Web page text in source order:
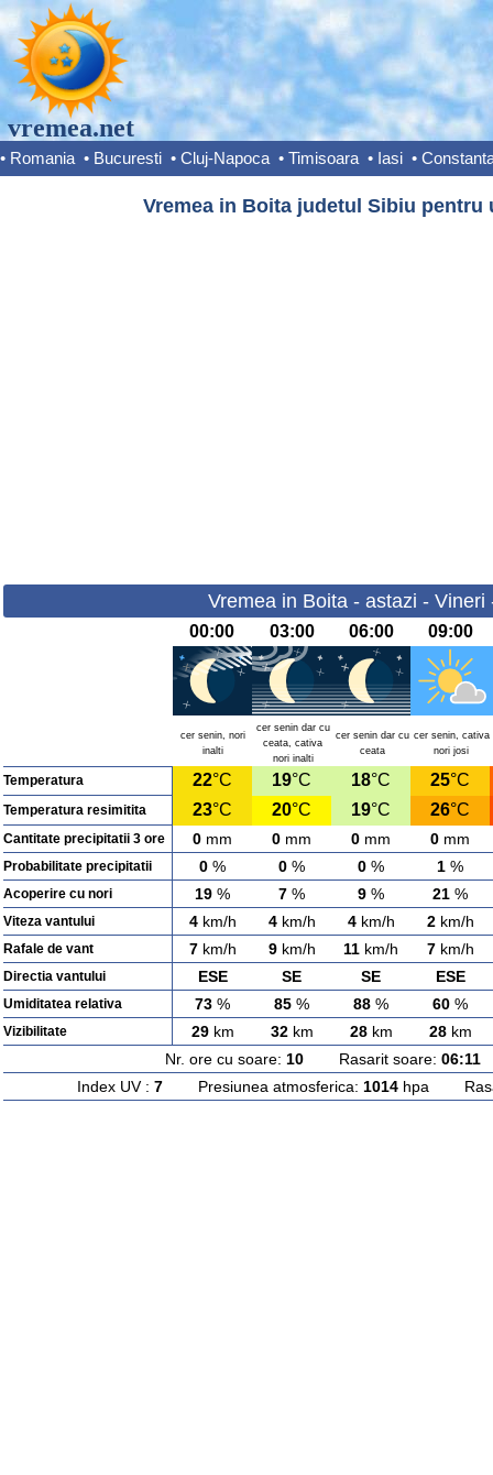
vremea.net
• Romania • Bucuresti • Cluj-Napoca • Timisoara • Iasi •
Vremea in Boita judetul Sibiu pentru
Vremea in Boita - astazi - Vineri
00:00 03:00 06:00 09:00
cer senin, nori
inalti
cer senin dar cu
ceata, cativa
nori inalti
cer senin dar cu
ceata
cer senin, cativa
nori josi
Temperatura 22°C 19°C 18°C 25°C
Temperatura resimitita 23°C 20°C 19°C 26°C
Cantitate precipitatii 3 ore 0 mm 0 mm 0 mm 0 mm
Probabilitate precipitatii 0 % 0 % 0 % 1 %
Acoperire cu nori 19 % 7 % 9 % 21 %
Viteza vantului 4km/h 4km/h 4km/h 2km/h
Rafale de vant 7km/h 9km/h 11 km/h 7km/h
Directia vantului ESE SE SE ESE
Umiditatea relativa 73 % 85 % 88 % 60 %
Vizibilitate 29km 32km 28km 28km
Nr. ore cu soare: 10 Rasarit soare: 06:11
Index UV : 7 Presiunea atmosferica: 1014 hpa